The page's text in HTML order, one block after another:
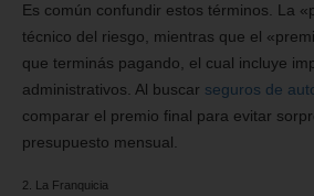
Es común confundir estos términos. La
técnico del riesgo, mientras que el
que terminás pagando, el cual incluye
administrativos. Al buscar seguros de
comparar el premio final para evitar
presupuesto mensual.
2. La Franquicia